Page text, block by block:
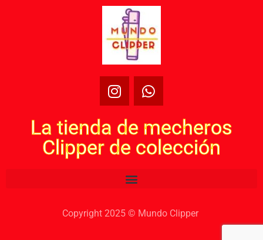
La tienda de mecheros
Clipper de colección
Copyright 2025 © Mundo Clipper